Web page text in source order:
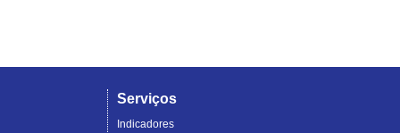
Serviços
Indicadores